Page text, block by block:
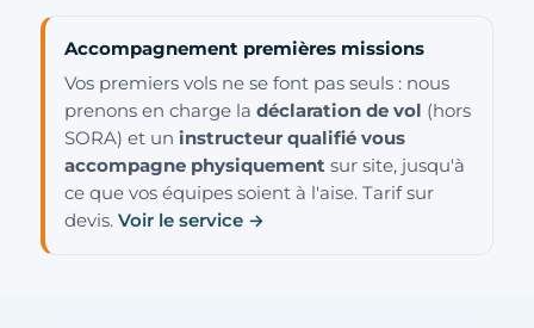
Accompagnement premières missions
Vos premiers vols ne se font pas seuls : nous
prenons en charge la déclaration de vol (hors
SORA) et un instructeur qualifié vous
accompagne physiquement sur site, jusqu'à
ce que vos équipes soient à l'aise. Tarif sur
devis. Voir le service →